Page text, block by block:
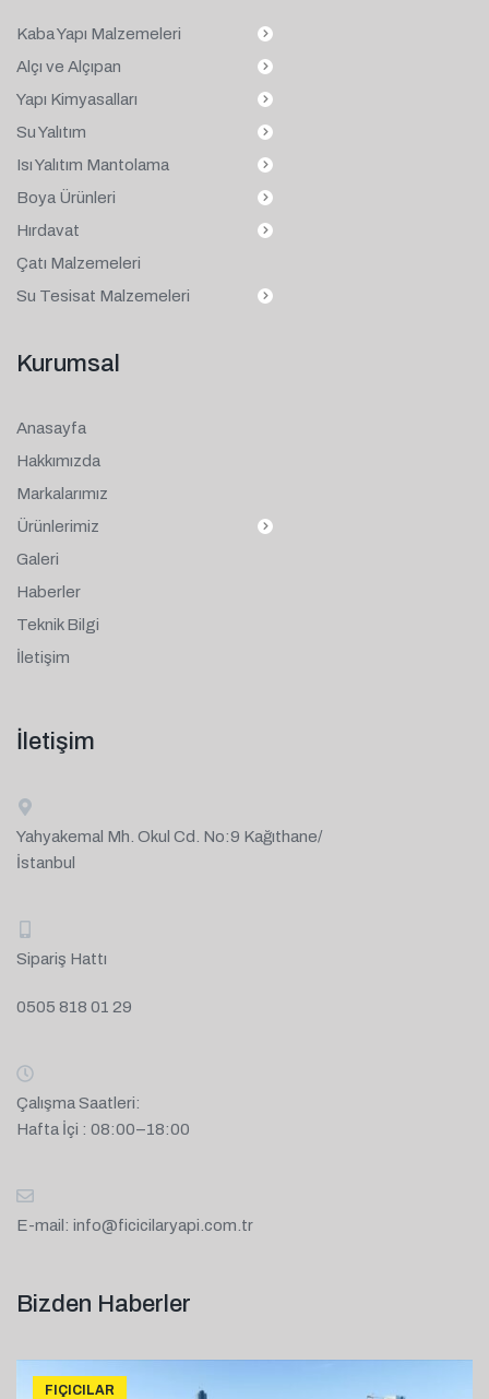
Kaba Yapı Malzemeleri
Alçı ve Alçıpan
Yapı Kimyasalları
Su Yalıtım
Isı Yalıtım Mantolama
Boya Ürünleri
Hırdavat
Çatı Malzemeleri
Su Tesisat Malzemeleri
Bizden Haberler
FIÇICILAR
Kurumsal
Anasayfa
Hakkımızda
Markalarımız
Ürünlerimiz
Galeri
Haberler
Teknik Bilgi
İletişim
İletişim
Yahyakemal Mh. Okul Cd. No:9 Kağıthane/
İstanbul
Sipariş Hattı
0505 818 01 29
Çalışma Saatleri:
Hafta İçi : 08:00–18:00
E-mail: info@ficicilaryapi.com.tr